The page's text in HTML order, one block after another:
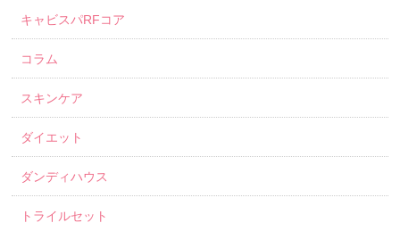
キャビスパRFコア
コラム
スキンケア
ダイエット
ダンディハウス
トライルセット